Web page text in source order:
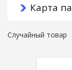
Карта
Случайный товар